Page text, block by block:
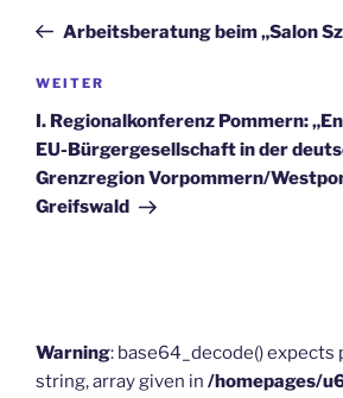
Beitrag
Arbeitsberatung beim „Salon
Nächster
Beitrag
WEITER
I. Regionalkonferenz Pommern:
EU-Bürgergesellschaft in der
Grenzregion Vorpommern/
Greifswald
Warning: base64_decode() expects
string, array given in /homepages/